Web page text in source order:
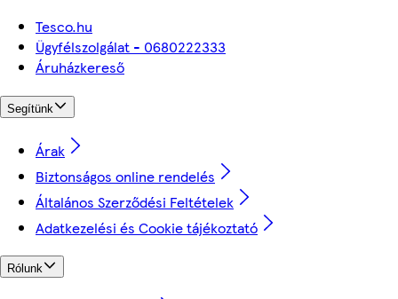
Tesco.hu
Ügyfélszolgálat - 0680222333
Áruházkereső
Segítünk
Árak
Biztonságos online rendelés
Általános Szerződési Feltételek
Adatkezelési és Cookie tájékoztató
Rólunk